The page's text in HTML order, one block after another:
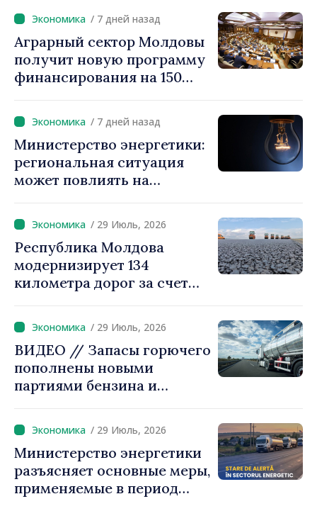
и обрабатываться
автоматически/ 7 дней назад
Аграрный сектор Молдовы
получит новую программу
финансирования на 150
/ 7 дней назад
Министерство энергетики:
региональная ситуация
может повлиять на
электроэнергии и рост цен.
Граждан призывают
экономить
/ 29 Июль, 2026
Республика Молдова
модернизирует 134
километра дорог за счет
/ 29 Июль, 2026
ВИДЕО // Запасы горючего
пополнены новыми
партиями бензина и
/ 29 Июль, 2026
Министерство энергетики
разъясняет основные меры,
применяемые в период